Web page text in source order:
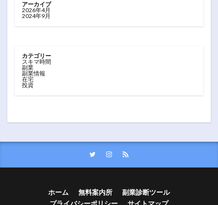
アーカイブ
2026年4月
2024年9月
カテゴリー
スキマ時間
副業
副業情報
在宅
投資
ホーム 無料案内所
副業診断ツール
プライバシーポリシー
サイトマップ